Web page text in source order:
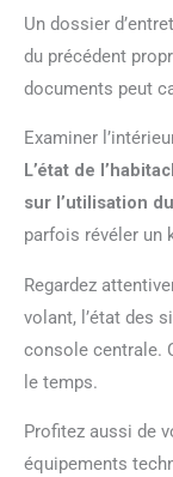
Un dossier d’entretien clair rassure également sur le sérieux
du précédent
documents peut
Examiner
L’état de l’habitacle donne souvent une indication fiable
sur l’utilisation
parfois révéler un
Regardez attentivement plusieurs éléments : l’usure du
volant, l’état des
console centrale.
le temps.
Profitez aussi de votre inspection pour tester les
équipements